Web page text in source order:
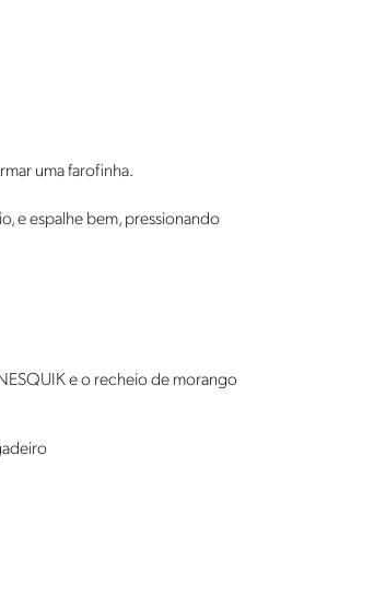
uma farofinha.
e espalhe bem, pressionando
e o recheio de morango